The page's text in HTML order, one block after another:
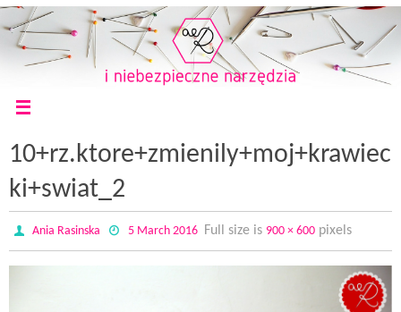
10+rz.ktore+zmienily+moj+krawiec
ki+swiat_2
Ania Rasinska 5 March 2016 Full size is 900 × 600pixels